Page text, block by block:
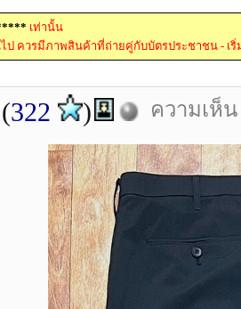
เท่านั้น
ป ควรมีภาพสินค้าที่ถ่ายคู่กับบัตรประชาชน - เริ่
(322 ) ความเห็น